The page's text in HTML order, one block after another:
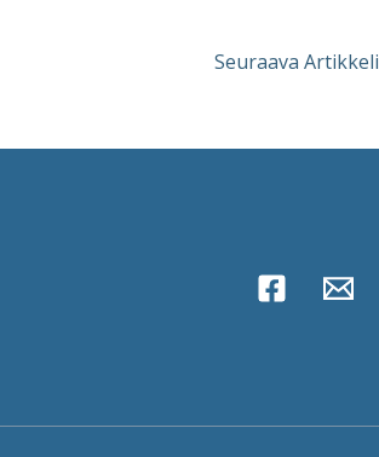
Seuraava Artikkeli